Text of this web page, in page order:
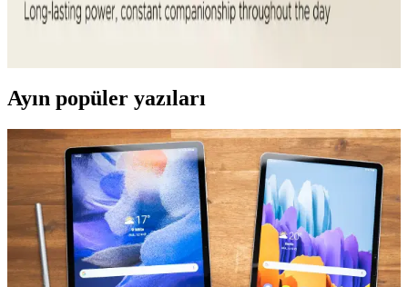
modeller hakkında detaylı bilgiler içerir. Sound 8 ve Soundpeats T3
Pro modellerinin avantajları ve seçim ipuçlarıyla doğru tercih
Ayın popüler yazıları